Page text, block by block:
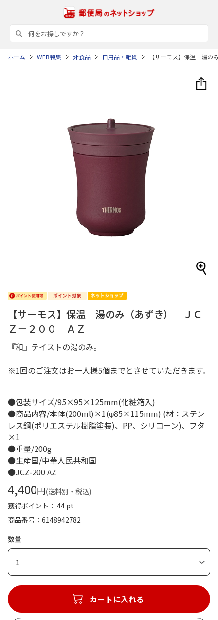
ホーム WEB特集 非食品 日用品・雑貨 【サーモス】保温 湯
【サーモス】保温 湯のみ（あずき） ＪＣ
Ｚ－２００ ＡＺ
『和』テイストの湯のみ。
※1回のご注文はお一人様5個までとさせていただきます。
●包装サイズ/95×95×125mm(化粧箱入)
●商品内容/本体(200ml)×1(φ85×115mm) (材：ステン
レス鋼(ポリエステル樹脂塗装)、PP、シリコーン)、フタ
×1
●重量/200g
●生産国/中華人民共和国
●JCZ-200 AZ
4,400円(送料別・税込)
獲得ポイント： 44 pt
商品番号
6148942782
数量
1
カートに入れる